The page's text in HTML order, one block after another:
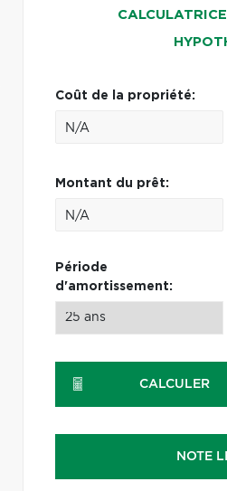
Coût de la propriété:
Montant du prêt:
Période
d'amortissement:
CALCULER
NOTE